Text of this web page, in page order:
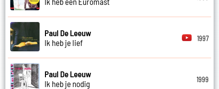
Paul De Leeuw
Ik heb je lief
1997
Paul De Leeuw
Ik heb je nodig
1999